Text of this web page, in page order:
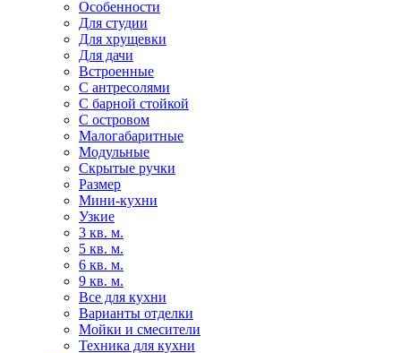
Особенности
Для студии
Для хрущевки
Для дачи
Встроенные
С антресолями
С барной стойкой
С островом
Малогабаритные
Модульные
Скрытые ручки
Размер
Мини-кухни
Узкие
3 кв. м.
5 кв. м.
6 кв. м.
9 кв. м.
Все для кухни
Варианты отделки
Мойки и смесители
Техника для кухни